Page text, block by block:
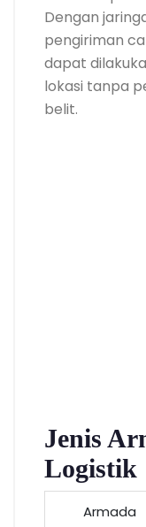
Dengan
pengiriman
dapat
lokasi tanpa
belit.
Jenis
Logistik
Armada